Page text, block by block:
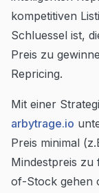
kompetitiven
Schluessel ist,
Preis zu
Repricing.
Mit einer
arbytrage.io
Preis minimal
Mindestpreis
of-Stock gehen